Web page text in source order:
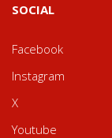
SOCIAL
Facebook
Instagram
X
Youtube